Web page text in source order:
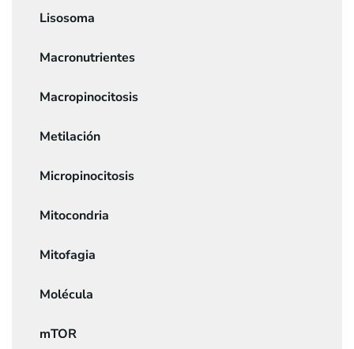
Lisosoma
Macronutrientes
Macropinocitosis
Metilación
Micropinocitosis
Mitocondria
Mitofagia
Molécula
mTOR